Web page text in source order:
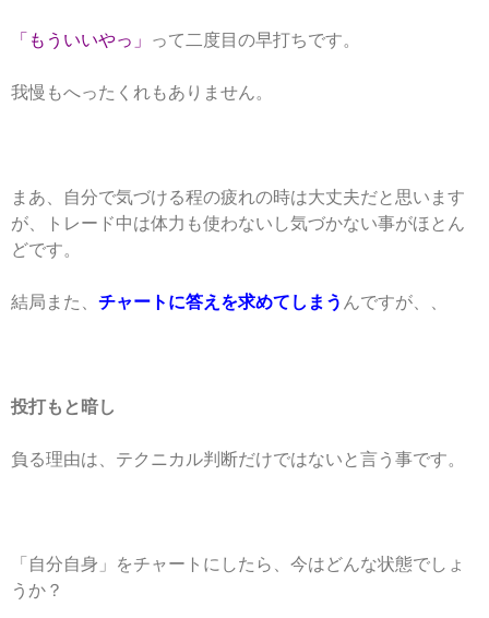
「もういいやっ」 って二度目の早打ちです。
我慢もへったくれもありません。
まあ、自分で気づける程の疲れの時は大丈夫だと思います
が、トレード中は体力も使わないし気づかない事がほとん
どです。
結局また、 チャートに答えを求めてしまう んですが、、
投打もと暗し
負る理由は、テクニカル判断だけではないと言う事です。
「自分自身」をチャートにしたら、今はどんな状態でしょ
うか？